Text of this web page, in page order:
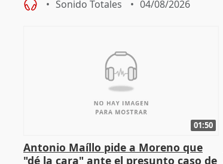
Sonido Totales 04/08/2026
01:50
Antonio Maíllo pide a Moreno que
"dé la cara" ante el presunto caso de